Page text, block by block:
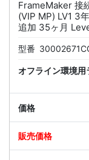
FrameMaker 接
(VIP MP) LV1 3
追加 35ヶ月
型番
オフライン環境用